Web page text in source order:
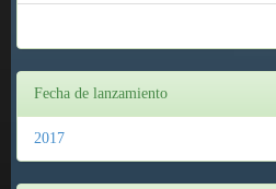
Fecha de lanzamiento
2017